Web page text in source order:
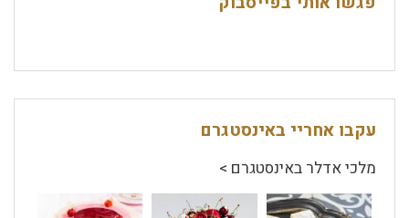
עקבו אחריי באינסטגרם
מלכי אדלר באינסטגרם >